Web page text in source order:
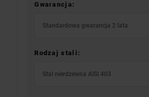
Gwarancja:
Standardowa gwarancja 2 lata
Rodzaj stali:
Stal nierdzewna AISI 403